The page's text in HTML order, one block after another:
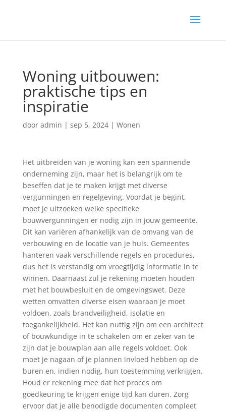
Woning uitbouwen:
praktische tips en
inspiratie
door admin | sep 5, 2024| Wonen
Het uitbreiden van je woning kan een spannende
onderneming zijn, maar het is belangrijk om te
beseffen dat je te maken krijgt met diverse
vergunningen en regelgeving. Voordat je begint,
moet je uitzoeken welke specifieke
bouwvergunningen er nodig zijn in jouw gemeente.
Dit kan variëren afhankelijk van de omvang van de
verbouwing en de locatie van je huis. Gemeentes
hanteren vaak verschillende regels en procedures,
dus het is verstandig om vroegtijdig informatie in te
winnen. Daarnaast zul je rekening moeten houden
met het bouwbesluit en de omgevingswet. Deze
wetten omvatten diverse eisen waaraan je moet
voldoen, zoals brandveiligheid, isolatie en
toegankelijkheid. Het kan nuttig zijn om een architect
of bouwkundige in te schakelen om er zeker van te
zijn dat je bouwplan aan alle regels voldoet. Ook
moet je nagaan of je plannen invloed hebben op de
buren en, indien nodig, hun toestemming verkrijgen.
Houd er rekening mee dat het proces om
goedkeuring te krijgen enige tijd kan duren. Zorg
ervoor dat je alle benodigde documenten compleet